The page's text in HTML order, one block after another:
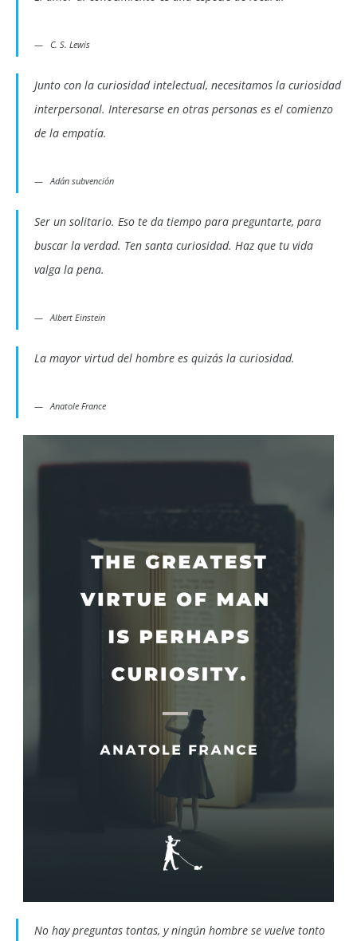
C. S. Lewis
Junto con la curiosidad intelectual, necesitamos la curiosidad
interpersonal. Interesarse en otras personas es el comienzo
de la empatía.
Adán subvención
Ser un solitario. Eso te da tiempo para preguntarte, para
buscar la verdad. Ten santa curiosidad. Haz que tu vida
valga la pena.
Albert Einstein
La mayor virtud del hombre es quizás la curiosidad.
Anatole France
No hay preguntas tontas, y ningún hombre se vuelve tonto